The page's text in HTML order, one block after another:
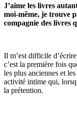
J’aime les livres
moi-même, je trouve
compagnie des livres
Il m’est difficile
c’est la première fois
les plus anciennes et
activité intime qui,
la prétention.